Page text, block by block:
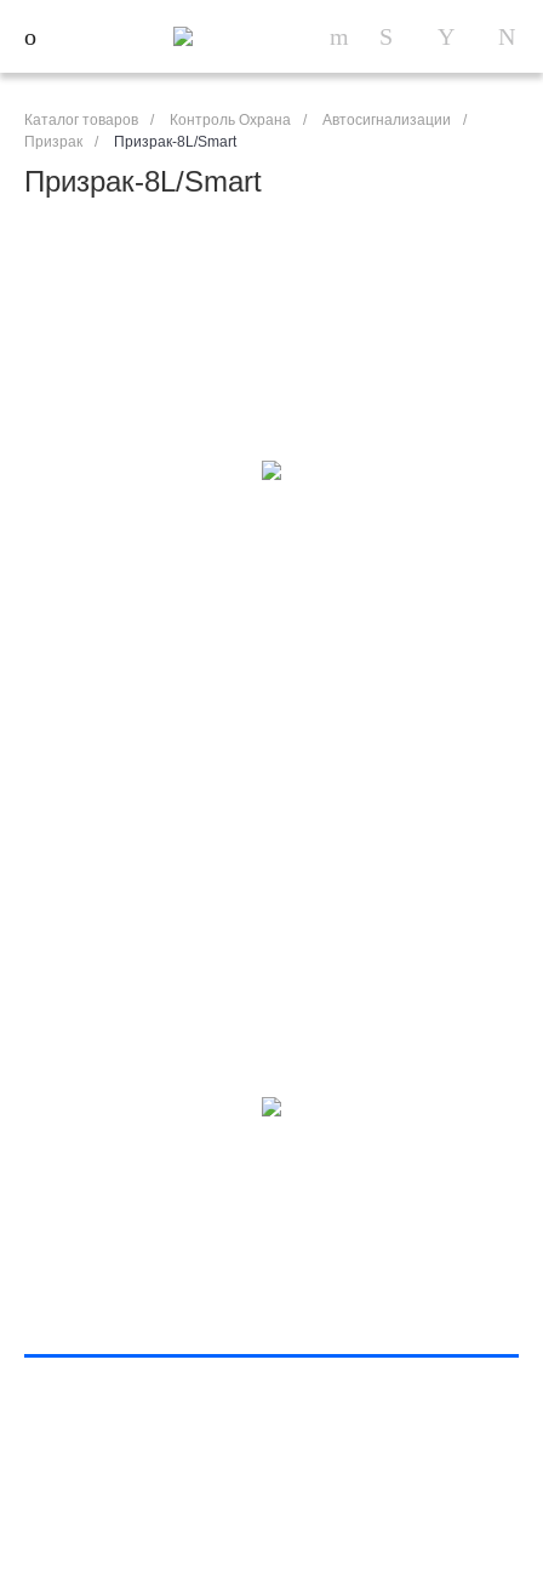
Каталог товаров / Контроль Охрана / Автосигнализации
/
Призрак
/ Призрак-8L/Smart
Призрак-8L/Smart